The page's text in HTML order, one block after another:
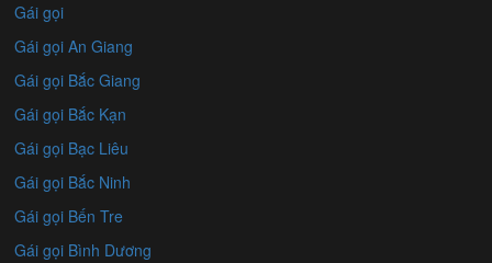
Gái gọi
Gái gọi An Giang
Gái gọi Bắc Giang
Gái gọi Bắc Kạn
Gái gọi Bạc Liêu
Gái gọi Bắc Ninh
Gái gọi Bến Tre
Gái gọi Bình Dương